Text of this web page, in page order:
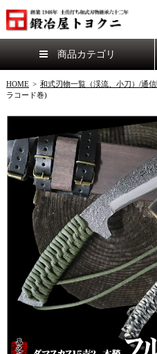
商品カテゴリ
HOME > 和式刃物一覧（渓流、小刀）/通
ラコード巻)